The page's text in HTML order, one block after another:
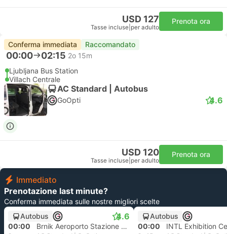
USD 127
Tasse incluse per adulto
Prenota ora
Conferma immediata Raccomandato
00:00 02:15 2o 15m
Ljubljana Bus Station
Villach Centrale
AC Standard | Autobus
GoOpti 4.6
USD 120
Tasse incluse per adulto
Prenota ora
Immediato
Prenotazione last minute?
Conferma immediata sulle nostre migliori scelte
Autobus
4.6
00:00 Brnik Aeroporto Stazione Degli autobus
Autobus
00:00